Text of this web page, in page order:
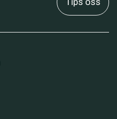
Tips oss